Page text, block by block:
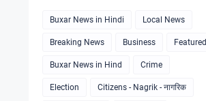
Buxar News in Hindi Local News
Breaking News Business Featured
Buxar News in Hind Crime
Election Citizens - Nagrik - नागरिक